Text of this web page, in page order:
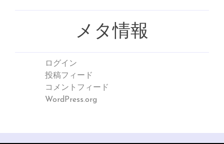
メタ情報
ログイン
投稿フィード
コメントフィード
WordPress.org